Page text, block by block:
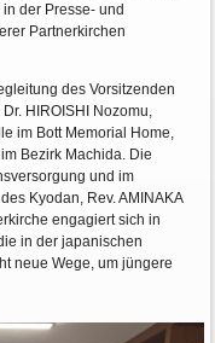
der Presse- und
Partnerkirchen
des Vorsitzenden
HIROISHI Nozomu,
im Bott Memorial Home,
Bezirk Machida. Die
und im
Kyodan, Rev. AMINAKA
engagiert sich in
in der japanischen
neue Wege, um jüngere